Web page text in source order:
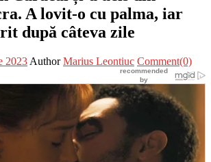
A lovit-o cu palma, iar
după câteva zile
2023 Author Marius Leontiuc Comment(0)